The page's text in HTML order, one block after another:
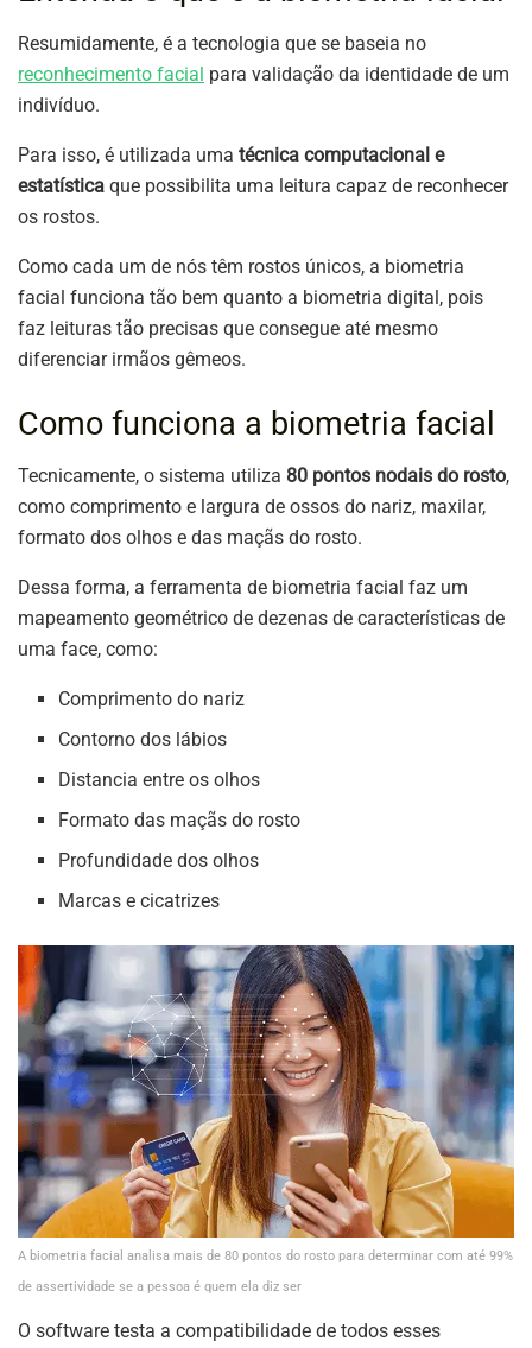
Resumidamente, é a tecnologia que se baseia no
reconhecimento facial para validação da identidade de um
indivíduo.
Para isso, é utilizada uma técnica computacional e
estatística que possibilita uma leitura capaz de reconhecer
os rostos.
Como cada um de nós têm rostos únicos, a biometria
facial funciona tão bem quanto a biometria digital, pois
faz leituras tão precisas que consegue até mesmo
diferenciar irmãos gêmeos.
Como funciona a biometria facial
Tecnicamente, o sistema utiliza 80 pontos nodais do rosto,
como comprimento e largura de ossos do nariz, maxilar,
formato dos olhos e das maçãs do rosto.
Dessa forma, a ferramenta de biometria facial faz um
mapeamento geométrico de dezenas de características de
uma face, como:
Comprimento do nariz
Contorno dos lábios
Distancia entre os olhos
Formato das maçãs do rosto
Profundidade dos olhos
Marcas e cicatrizes
A biometria facial analisa mais de 80 pontos do rosto para determinar com até 99%
de assertividade se a pessoa é quem ela diz ser
O software testa a compatibilidade de todos esses